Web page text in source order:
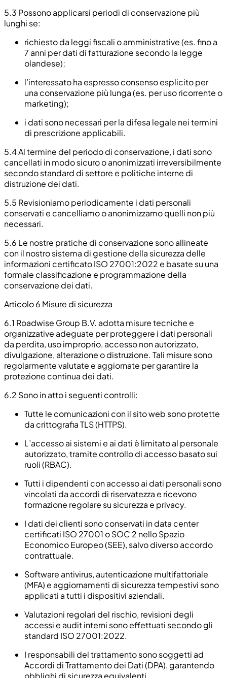
5.3 Possono applicarsi periodi di conservazione più
lunghi se:
richiesto da leggi fiscali o amministrative (es. fino a
7 anni per dati di fatturazione secondo la legge
olandese);
l’interessato ha espresso consenso esplicito per
una conservazione più lunga (es. per uso ricorrente o
marketing);
i dati sono necessari per la difesa legale nei termini
di prescrizione applicabili.
5.4Al termine del periodo di conservazione, i dati sono
cancellati in modo sicuro o anonimizzati irreversibilmente
secondo standard di settore e politiche interne di
distruzione dei dati.
5.5 Revisioniamo periodicamente i dati personali
conservati e cancelliamo o anonimizzamo quelli non più
necessari.
5.6 Le nostre pratiche di conservazione sono allineate
con il nostro sistema di gestione della sicurezza delle
informazioni certificato ISO 27001:2022 e basate su una
formale classificazione e programmazione della
conservazione dei dati.
Articolo 6 Misure di sicurezza
6.1 Roadwise Group B.V. adotta misure tecniche e
organizzative adeguate per proteggere i dati personali
da perdita, uso improprio, accesso non autorizzato,
divulgazione, alterazione o distruzione. Tali misure sono
regolarmente valutate e aggiornate per garantire la
protezione continua dei dati.
6.2 Sono in atto i seguenti controlli:
Tutte le comunicazioni con il sito web sono protette
da crittografia TLS (HTTPS).
L’accesso ai sistemi e ai dati è limitato al personale
autorizzato, tramite controllo di accesso basato sui
ruoli (RBAC).
Tutti i dipendenti con accesso ai dati personali sono
vincolati da accordi di riservatezza e ricevono
formazione regolare su sicurezza e privacy.
I dati dei clienti sono conservati in data center
certificati ISO 27001 o SOC 2 nello Spazio
Economico Europeo (SEE), salvo diverso accordo
contrattuale.
Software antivirus, autenticazione multifattoriale
(MFA) e aggiornamenti di sicurezza tempestivi sono
applicati a tutti i dispositivi aziendali.
Valutazioni regolari del rischio, revisioni degli
accessi e audit interni sono effettuati secondo gli
standard ISO 27001:2022.
I responsabili del trattamento sono soggetti ad
Accordi di Trattamento dei Dati (DPA), garantendo